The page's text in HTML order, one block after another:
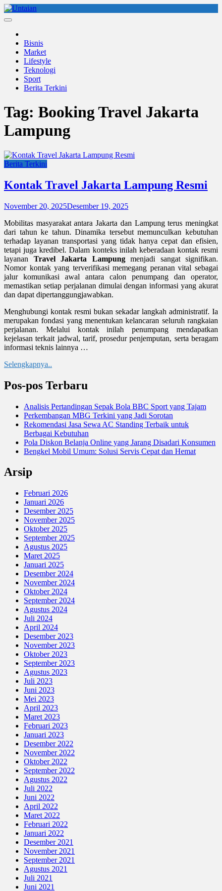
Skip
to
Bisnis
Market
Lifestyle
Teknologi
Sport
Berita Terkini
Tag: Booking Travel Jakarta
Lampung
Berita Terkini
Kontak Travel Jakarta Lampung Resmi
November 20, 2025Desember 19, 2025
Mobilitas masyarakat antara Jakarta dan Lampung terus meningkat
dari tahun ke tahun. Dinamika tersebut memunculkan kebutuhan
terhadap layanan transportasi yang tidak hanya cepat dan efisien,
tetapi juga kredibel. Dalam konteks inilah keberadaan kontak resmi
layanan Travel Jakarta Lampungmenjadi sangat signifikan.
Nomor kontak yang terverifikasi memegang peranan vital sebagai
jalur komunikasi awal antara calon penumpang dan operator,
memastikan setiap perjalanan dimulai dengan informasi yang akurat
dan dapat dipertanggungjawabkan.
Menghubungi kontak resmi bukan sekadar langkah administratif. Ia
merupakan fondasi yang menentukan kelancaran seluruh rangkaian
perjalanan. Melalui kontak inilah penumpang mendapatkan
kejelasan terkait jadwal, tarif, prosedur penjemputan, serta beragam
informasi teknis lainnya …
Selengkapnya..
Pos-pos Terbaru
Analisis Pertandingan Sepak Bola BBC Sport yang Tajam
Perkembangan MBG Terkini yang Jadi Sorotan
Rekomendasi Jasa Sewa AC Standing Terbaik untuk
Berbagai Kebutuhan
Pola Diskon Belanja Online yang Jarang Disadari Konsumen
Bengkel Mobil Umum: Solusi Servis Cepat dan Hemat
Arsip
Februari 2026
Januari 2026
Desember 2025
November 2025
Oktober 2025
September 2025
Agustus 2025
Maret 2025
Januari 2025
Desember 2024
November 2024
Oktober 2024
September 2024
Agustus 2024
Juli 2024
April 2024
Desember 2023
November 2023
Oktober 2023
September 2023
Agustus 2023
Juli 2023
Juni 2023
Mei 2023
April 2023
Maret 2023
Februari 2023
Januari 2023
Desember 2022
November 2022
Oktober 2022
September 2022
Agustus 2022
Juli 2022
Juni 2022
April 2022
Maret 2022
Februari 2022
Januari 2022
Desember 2021
November 2021
September 2021
Agustus 2021
Juli 2021
Juni 2021